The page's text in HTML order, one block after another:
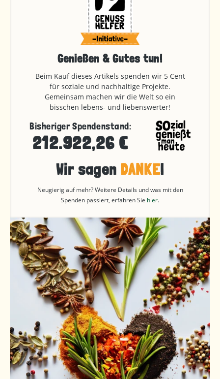
Genießen & Gutes tun!
Beim Kauf dieses Artikels spenden wir 5 Cent
für soziale und nachhaltige Projekte.
Gemeinsam machen wir die Welt so ein
bisschen lebens- und liebenswerter!
Bisheriger Spendenstand:
212.922,26 €
Wir sagen DANKE!
Neugierig auf mehr? Weitere Details und was mit den
Spenden passiert, erfahren Sie hier.